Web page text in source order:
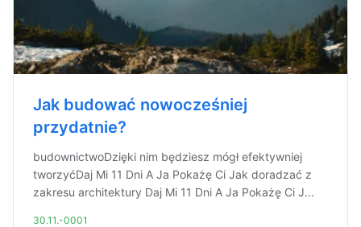
Jak budować nowocześniej
przydatnie?
budownictwoDzięki nim będziesz mógł efektywniej
tworzyćDaj Mi 11 Dni A Ja Pokażę Ci Jak doradzać z
zakresu architektury Daj Mi 11 Dni A Ja Pokażę Ci J...
30.11.-0001